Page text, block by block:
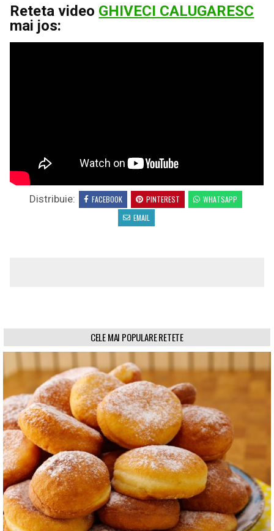
Reteta video GHIVECI CALUGARESC
mai jos:
Distribuie: FACEBOOK PINTEREST
WHATSAPP
EMAIL
CELE MAI POPULARE RETETE